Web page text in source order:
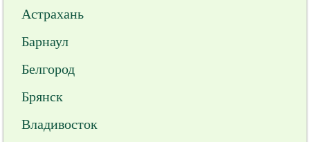
Астрахань
Барнаул
Белгород
Брянск
Владивосток